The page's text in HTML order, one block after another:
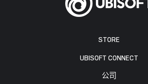
STORE
UBISOFT CONNECT
公司